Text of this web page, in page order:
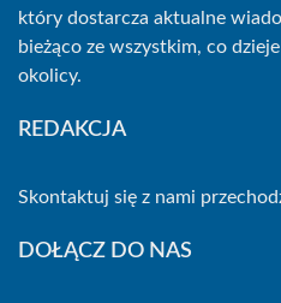
który dostarcza aktualne
bieżąco ze wszystkim, co
okolicy.
REDAKCJA
Skontaktuj się z nami
DOŁĄCZ DO NAS